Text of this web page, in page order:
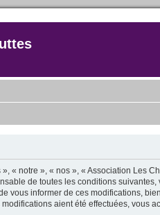
« notre », « nos », « Association Les
de toutes les conditions
vous informer de ces modifications,
aient été effectuées, vous